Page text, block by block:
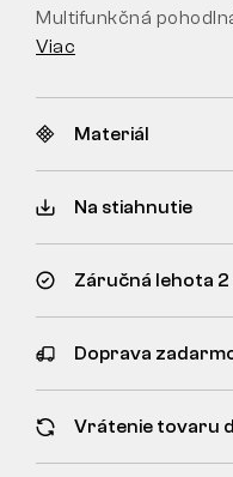
Multifunkčná
Viac
Materiál
Na stiahnutie
Záručná lehota
Doprava
Vrátenie tovaru